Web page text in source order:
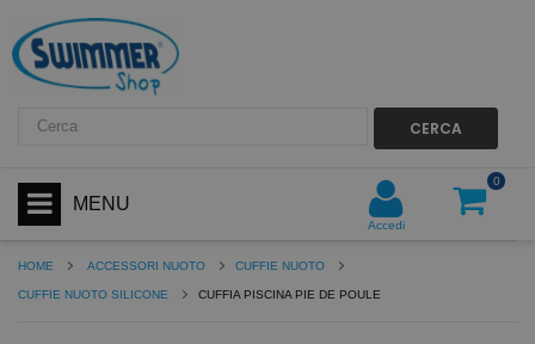
CERCA
MENU
0
Accedi
HOME ACCESSORI NUOTO CUFFIE NUOTO
CUFFIE NUOTO SILICONE CUFFIA PISCINA PIE DE POULE